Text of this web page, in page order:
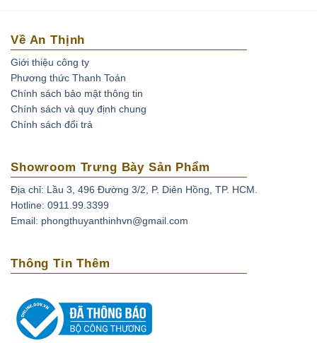
Về An Thịnh
Giới thiệu công ty
Phương thức Thanh Toán
Chính sách bảo mật thông tin
Chính sách và quy định chung
Chính sách đổi trả
Showroom Trưng Bày Sản Phẩm
Địa chỉ: Lầu 3, 496 Đường 3/2, P. Diên Hồng, TP. HCM.
Hotline: 0911.99.3399
Email: phongthuyanthinhvn@gmail.com
Thông Tin Thêm